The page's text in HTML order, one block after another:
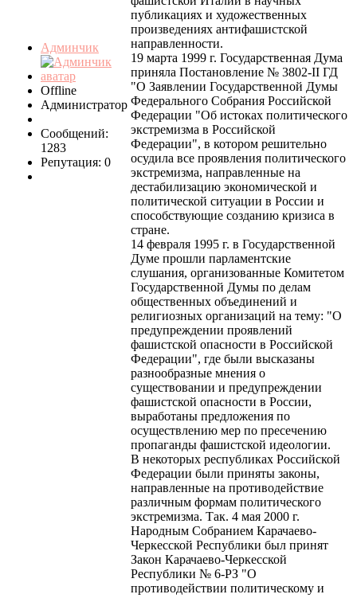
Админчик
Offline
Администратор
Сообщений:
1283
Репутация: 0
публикациях и художественных
произведениях антифашистской
направленности.
19 марта 1999 г. Государственная Дума
приняла Постановление № 3802-II ГД
"О Заявлении Государственной Думы
Федерального Собрания Российской
Федерации "Об истоках политического
экстремизма в Российской
Федерации", в котором решительно
осудила все проявления политического
экстремизма, направленные на
дестабилизацию экономической и
политической ситуации в России и
способствующие созданию кризиса в
стране.
14 февраля 1995 г. в Государственной
Думе прошли парламентские
слушания, организованные Комитетом
Государственной Думы по делам
общественных объединений и
религиозных организаций на тему: "О
предупреждении проявлений
фашистской опасности в Российской
Федерации", где были высказаны
разнообразные мнения о
существовании и предупреждении
фашистской опасности в России,
выработаны предложения по
осуществлению мер по пресечению
пропаганды фашистской идеологии.
В некоторых республиках Российской
Федерации были приняты законы,
направленные на противодействие
различным формам политического
экстремизма. Так. 4 мая 2000 г.
Народным Собранием Карачаево-
Черкесской Республики был принят
Закон Карачаево-Черкесской
Республики № 6-РЗ "О
противодействии политическому и